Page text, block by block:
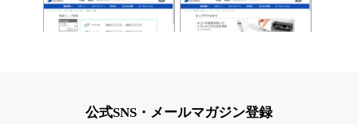
公式SNS・メールマガジン登録